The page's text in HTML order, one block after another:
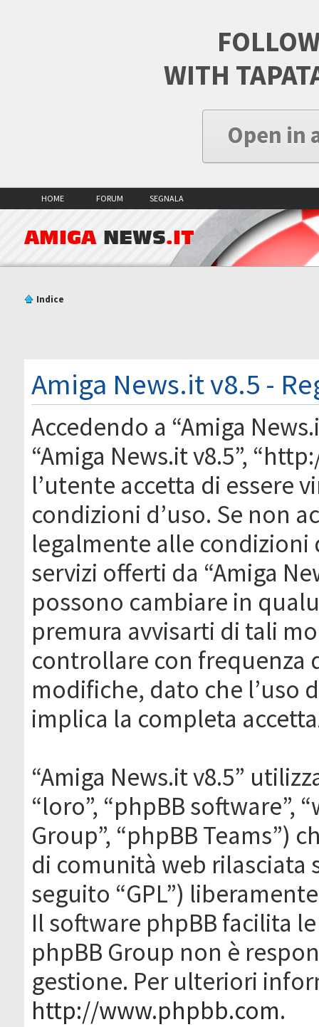
WITH
Open in
HOME FORUM SEGNALA
AMIGA NEWS.IT
Indice
Amiga News.it v8.5 -
Accedendo a “Amiga
“Amiga News.it v8.5”,
l’utente accetta di essere
condizioni d’uso. Se non
legalmente alle condizioni
servizi offerti da “Amiga
possono cambiare in
premura avvisarti di tali
controllare con frequenza
modifiche, dato che l’uso
implica la completa
“Amiga News.it v8.5”
“loro”, “phpBB software”,
Group”, “phpBB Teams”)
di comunità web rilasciata
seguito “GPL”)
Il software phpBB facilita
phpBB Group non è
gestione. Per ulteriori
http://www.phpbb.com.